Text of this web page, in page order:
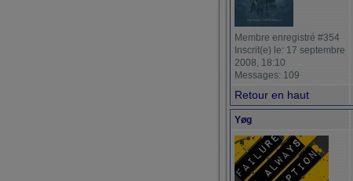
Membre enregistré #354
Inscrit(e) le: 17 septembre
2008, 18:10
Messages: 109
Retour en haut
Yøg